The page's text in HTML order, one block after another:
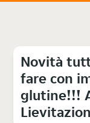
Novità
fare con
glutine!!!